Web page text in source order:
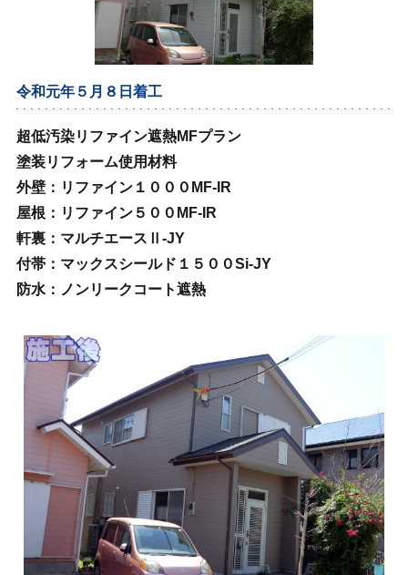
令和元年５月８日着工
超低汚染リファイン遮熱MFプラン
塗装リフォーム使用材料
外壁：リファイン１０００MF‐IR
屋根：リファイン５００MF‐IR
軒裏：マルチエースⅡ‐JY
付帯：マックスシールド１５００Si‐JY
防水：ノンリークコート遮熱